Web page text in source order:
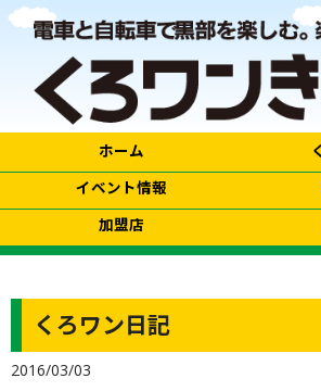
ホーム
イベント情報
加盟店
くろワン日記
2016/03/03